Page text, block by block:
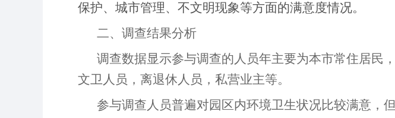
保护、城市管理、不文明现象等方面的满意度情况。
二、调查结果分析
调查数据显示参与调查的人员年主要为本市常住居民
文卫人员，离退休人员，私营业主等。
参与调查人员普遍对园区内环境卫生状况比较满意，